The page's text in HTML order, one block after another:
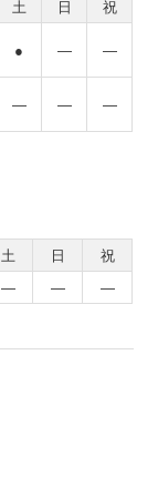
土 日
祝
● ― ―
― ― ―
土 日
祝
― ― ―